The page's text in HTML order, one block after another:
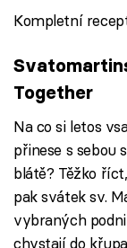
Kompletní
Together
Na co si letos
přinese s sebou
blátě? Těžko
pak svátek sv.
vybraných
chystají do